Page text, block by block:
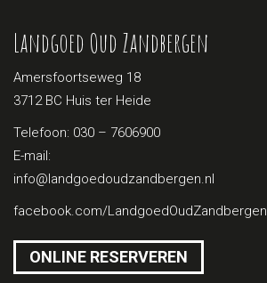
Landgoed Oud Zandbergen
Amersfoortseweg 18
3712 BC Huis ter Heide
Telefoon: 030 – 7606900
E-mail:
info@landgoedoudzandbergen.nl
facebook.com/LandgoedOudZandbergen
ONLINE RESERVEREN